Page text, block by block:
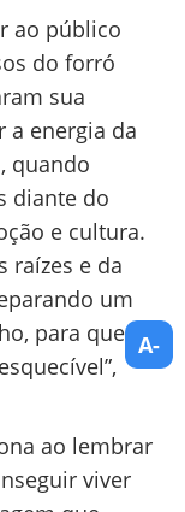
ao público
do forró
sua
a energia da
quando
diante do
e cultura.
raízes e da
um
para que o
ao lembrar
viver
A-